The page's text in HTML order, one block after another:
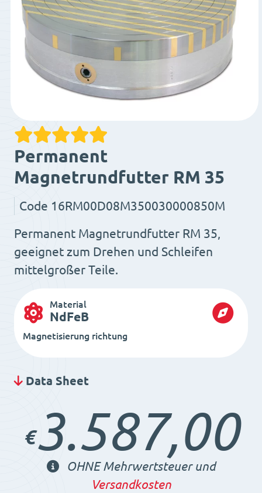
Permanent
Magnetrundfutter RM 35
Code 16RM00D08M350030000850M
Permanent Magnetrundfutter RM 35,
geeignet zum Drehen und Schleifen
mittelgroßer Teile.
Material
NdFeB
Magnetisierung richtung
Data Sheet
€3.587,00
OHNE Mehrwertsteuer und
Versandkosten